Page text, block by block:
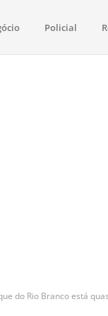
de Boa
Policial
do Rio Branco está